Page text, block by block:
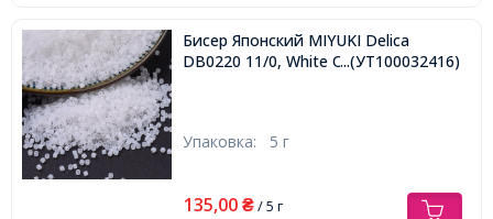
Бисер Японский MIYUKI Delica
DB0220 11/0, White Opal, 1000шт/5г,
...(УТ100032416)
Упаковка: 5 г
135,00 ₴/ 5 г